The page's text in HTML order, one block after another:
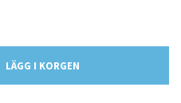
LÄGG I KORGEN